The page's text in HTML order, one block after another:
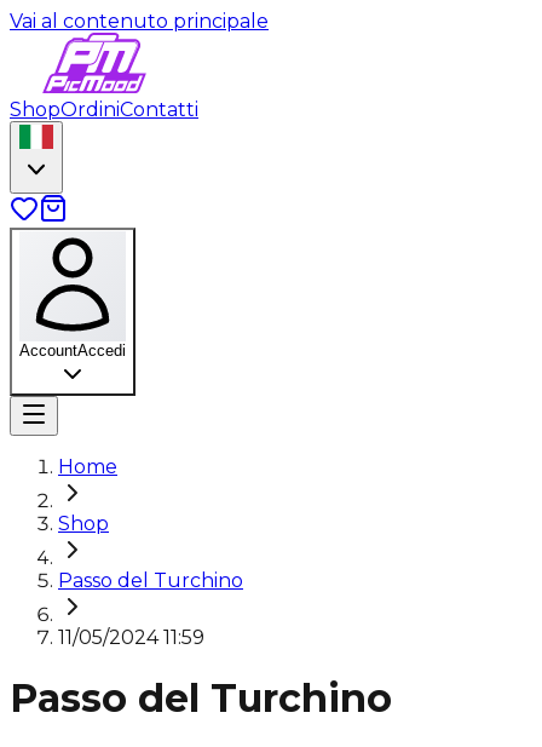
Vai al contenuto principale
ShopOrdiniContatti
AccountAccedi
Home
Shop
Passo del Turchino
11/05/2024 11:59
Passo del Turchino